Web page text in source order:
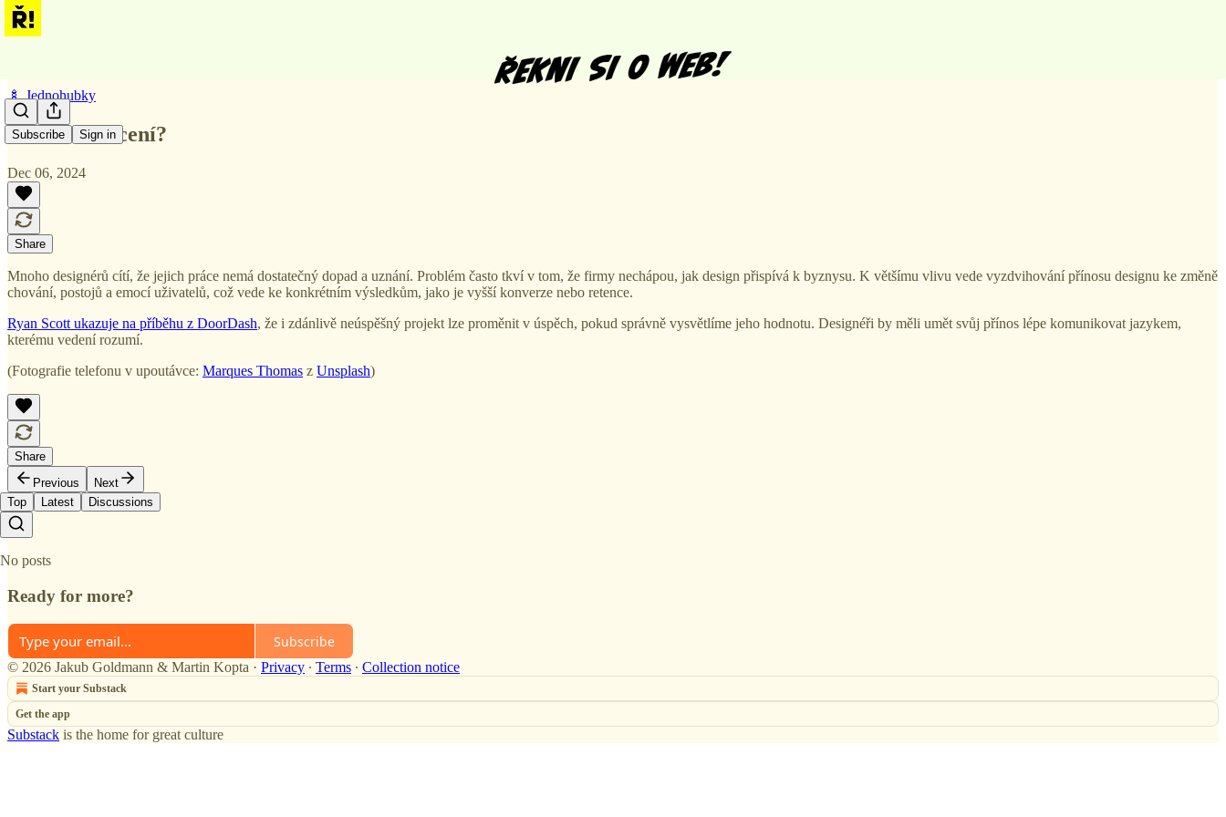
Subscribe Sign in
🍢 Jednohubky
Málo si vás cení?
Dec 06, 2024
Share
Mnoho designérů cítí, že jejich práce nemá dostatečný dopad a uznání. Problém často tkví v tom, že firmy nechápou, jak design přispívá k byznysu. K většímu vlivu vede vyzdvihování přínosu designu ke změně
chování, postojů a emocí uživatelů, což vede ke konkrétním výsledkům, jako je vyšší konverze nebo retence.
Ryan Scott ukazuje na příběhu z DoorDash, že i zdánlivě neúspěšný projekt lze proměnit v úspěch, pokud správně vysvětlíme jeho hodnotu. Designéři by měli umět svůj přínos lépe komunikovat jazykem,
kterému vedení rozumí.
(Fotografie telefonu v upoutávce: Marques Thomas z Unsplash)
Share
Previous
Next
Top
Latest Discussions
No posts
Ready for more?
Subscribe
© 2026 Jakub Goldmann & Martin Kopta · Privacy ∙ Terms ∙ Collection notice
Start your Substack
Get the app
Substack is the home for great culture